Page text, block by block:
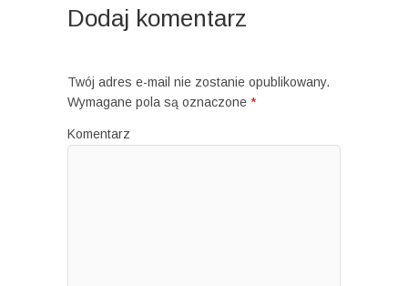
Dodaj komentarz
Twój adres e-mail nie zostanie opublikowany.
Wymagane pola są oznaczone *
Komentarz